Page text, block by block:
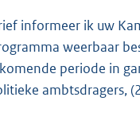
informeer ik uw
weerbaar
periode in
ambtsdragers,